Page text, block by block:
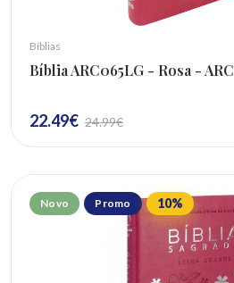
Bíblias
Bíblia ARC065LG - Rosa - ARC
22.49€ 24.99€
Novo Promo 10%